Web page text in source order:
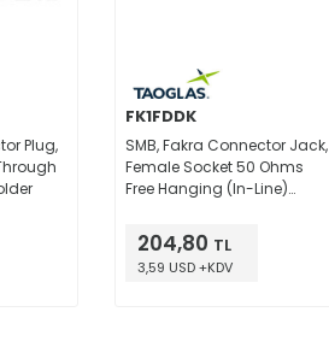
Plug,
FK1FDDK
SMB, Fakra Connector Jack,
Female Socket 50 Ohms
Free Hanging (In-Line)
204,80 TL
3,59 USD +KDV